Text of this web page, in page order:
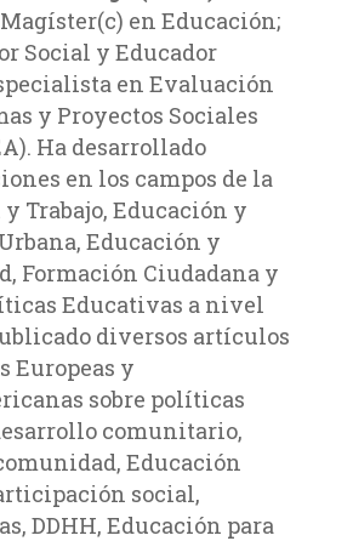
en Educación;
Social y Educador
en Evaluación
y Proyectos Sociales
Ha desarrollado
en los campos de la
Trabajo, Educación y
Educación y
Formación Ciudadana y
Educativas a nivel
diversos artículos
Europeas y
sobre políticas
comunitario,
Educación
social,
DDHH, Educación para